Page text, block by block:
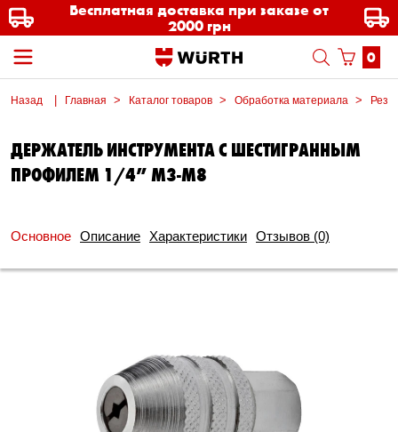
Бесплатная доставка при заказе от
2000 грн
0
Назад Главная Каталог товаров Обработка материала
ДЕРЖАТЕЛЬ ИНСТРУМЕНТА С ШЕСТИГРАННЫМ
ПРОФИЛЕМ 1/4″ M3-M8
Основное Описание Характеристики Отзывов (0)